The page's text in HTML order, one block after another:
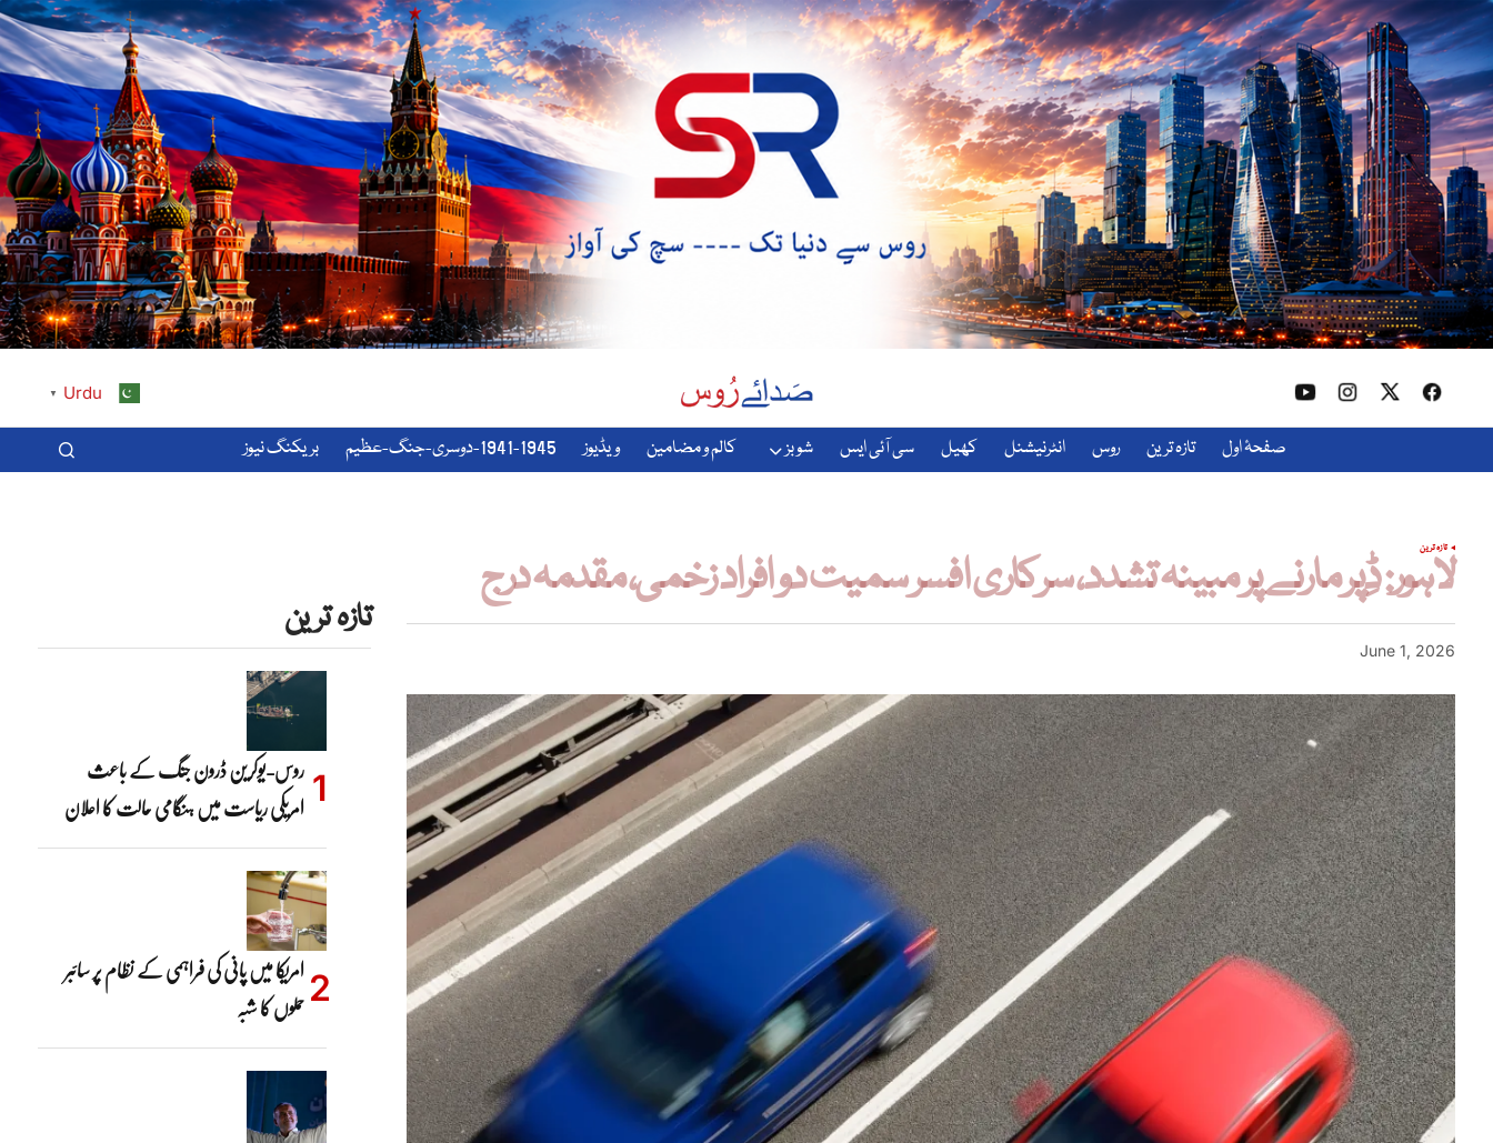
Urdu
▼
صفحۂ اول تازہ ترین روس انٹرنیشنل کھیل سی آئی ایس شوبز کالم و مضامین ویڈیوز 1941-1945-دوسری-جنگ-عظیم بریکنگ نیوز
تازہ ترین
لاہور: ڈِپر مارنے پر مبینہ تشدد، سرکاری افسر سمیت دو افراد زخمی، مقدمہ درج
June 1, 2026
تازہ ترین
روس-یوکرین ڈرون جنگ کے باعث
امریکی ریاست میں ہنگامی حالت کا اعلان
امریکا میں پانی کی فراہمی کے نظام پر سائبر
حملوں کا شبہ